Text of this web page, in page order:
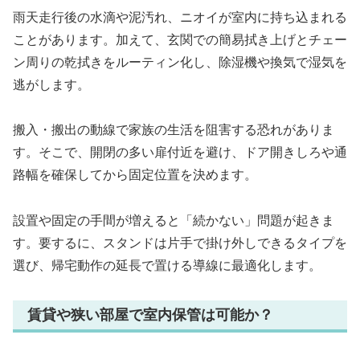
雨天走行後の水滴や泥汚れ、ニオイが室内に持ち込まれる
ことがあります。加えて、玄関での簡易拭き上げとチェー
ン周りの乾拭きをルーティン化し、除湿機や換気で湿気を
逃がします。
搬入・搬出の動線で家族の生活を阻害する恐れがありま
す。そこで、開閉の多い扉付近を避け、ドア開きしろや通
路幅を確保してから固定位置を決めます。
設置や固定の手間が増えると「続かない」問題が起きま
す。要するに、スタンドは片手で掛け外しできるタイプを
選び、帰宅動作の延長で置ける導線に最適化します。
賃貸や狭い部屋で室内保管は可能か？